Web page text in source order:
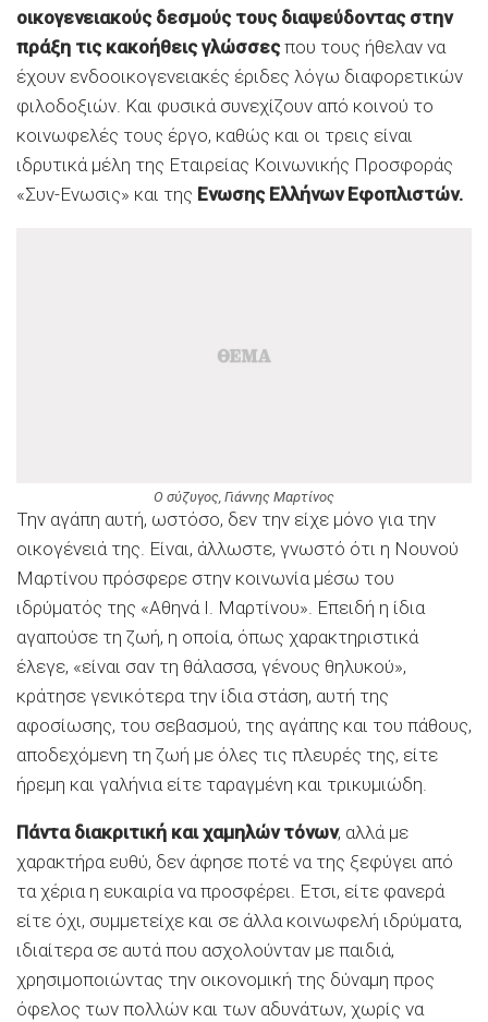
οικογενειακούς δεσμούς τους διαψεύδοντας στην
πράξη τις κακοήθεις γλώσσεςπου τους ήθελαν να
έχουν ενδοοικογενειακές έριδες λόγω διαφορετικών
φιλοδοξιών. Και φυσικά συνεχίζουν από κοινού το
κοινωφελές τους έργο, καθώς και οι τρεις είναι
ιδρυτικά μέλη της Εταιρείας Κοινωνικής Προσφοράς
«Συν-Ενωσις» και της Ενωσης Ελλήνων Εφοπλιστών.
O σύζυγος, Γιάννης Μαρτίνος
Την αγάπη αυτή, ωστόσο, δεν την είχε μόνο για την
οικογένειά της. Είναι, άλλωστε, γνωστό ότι η Νουνού
Μαρτίνου πρόσφερε στην κοινωνία μέσω του
ιδρύματός της «Αθηνά Ι. Μαρτίνου». Επειδή η ίδια
αγαπούσε τη ζωή, η οποία, όπως χαρακτηριστικά
έλεγε, «είναι σαν τη θάλασσα, γένους θηλυκού»,
κράτησε γενικότερα την ίδια στάση, αυτή της
αφοσίωσης, του σεβασμού, της αγάπης και του πάθους,
αποδεχόμενη τη ζωή με όλες τις πλευρές της, είτε
ήρεμη και γαλήνια είτε ταραγμένη και τρικυμιώδη.
Πάντα διακριτική και χαμηλών τόνων, αλλά με
χαρακτήρα ευθύ, δεν άφησε ποτέ να της ξεφύγει από
τα χέρια η ευκαιρία να προσφέρει. Ετσι, είτε φανερά
είτε όχι, συμμετείχε και σε άλλα κοινωφελή ιδρύματα,
ιδιαίτερα σε αυτά που ασχολούνταν με παιδιά,
χρησιμοποιώντας την οικονομική της δύναμη προς
όφελος των πολλών και των αδυνάτων, χωρίς να